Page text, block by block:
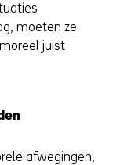
moeten ze
juist
afwegingen,